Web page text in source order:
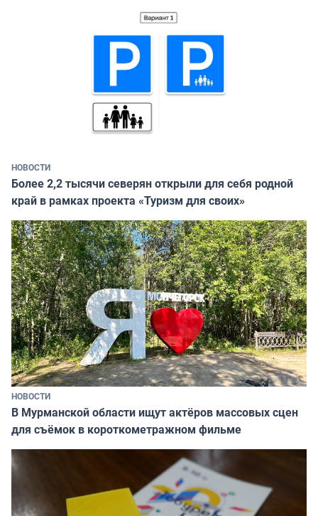
НОВОСТИ
Более 2,2 тысячи северян открыли для себя родной
край в рамках проекта «Туризм для своих»
НОВОСТИ
В Мурманской области ищут актёров массовых сцен
для съёмок в короткометражном фильме